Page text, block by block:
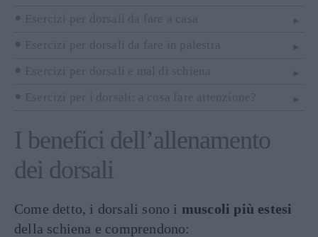
Esercizi per dorsali da fare a casa
Esercizi per dorsali da fare in palestra
Esercizi per dorsali e mal di schiena
Esercizi per i dorsali: a cosa fare attenzione?
I benefici dell’allenamento
dei dorsali
Come detto, i dorsali sono i muscoli più estesi
della schiena e comprendono: